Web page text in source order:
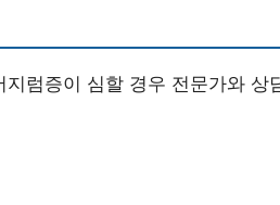
럼증이 심할 경우 전문가와 상